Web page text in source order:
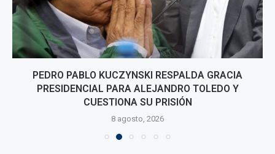
PEDRO PABLO KUCZYNSKI RESPALDA GRACIA
PRESIDENCIAL PARA ALEJANDRO TOLEDO Y
CUESTIONA SU PRISIÓN
8 agosto, 2026